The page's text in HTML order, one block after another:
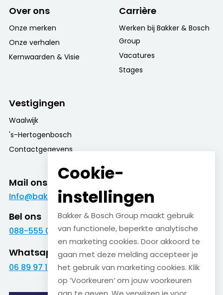
Over ons
Onze merken
Onze verhalen
Kernwaarden & Visie
Carrière
Werken bij Bakker & Bosch
Group
Vacatures
Stages
Vestigingen
Waalwijk
's-Hertogenbosch
Contactgegevens
Mail ons
Info@bakkerenboschgroup.nl
Bel ons
088-555 09 09
Whatsapp
06 89 97 16 01
Cookie-
instellingen
Bakker & Bosch Group maakt gebruik
van functionele, beperkte analytische
en marketing cookies. Door akkoord te
gaan met deze melding accepteer je
het gebruik van marketing cookies. Klik
op ‘Voorkeuren’ om jouw voorkeuren